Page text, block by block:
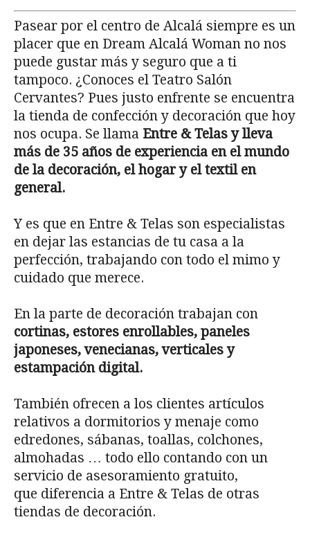
Pasear por el centro de Alcalá siempre es un
placer que en Dream Alcalá Woman no nos
puede gustar más y seguro que a ti
tampoco. ¿Conoces el Teatro Salón
Cervantes? Pues justo enfrente se encuentra
la tienda de confección y decoración que hoy
nos ocupa. Se llama Entre & Telas y lleva
más de 35 años de experiencia en el mundo
de la decoración, el hogar y el textil en
general.
Y es que en Entre & Telas son especialistas
en dejar las estancias de tu casa a la
perfección, trabajando con todo el mimo y
cuidado que merece.
En la parte de decoración trabajan con
cortinas, estores enrollables, paneles
japoneses, venecianas, verticales y
estampación digital.
También ofrecen a los clientes artículos
relativos a dormitorios y menaje como
edredones, sábanas, toallas, colchones,
almohadas … todo ello contando con un
servicio de asesoramiento gratuito,
que diferencia a Entre & Telas de otras
tiendas de decoración.